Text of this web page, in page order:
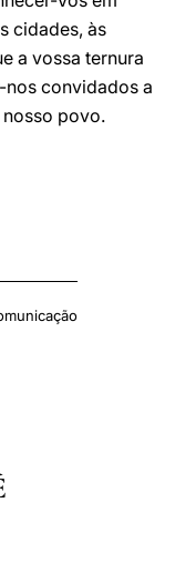
cidades, às
a vossa ternura
nos convidados a
povo.